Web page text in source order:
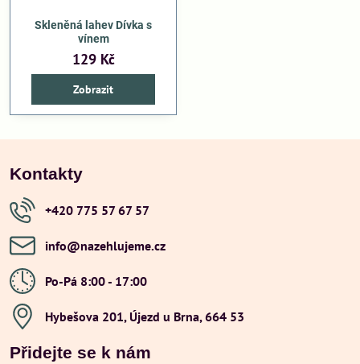
Skleněná lahev Dívka s
vínem
129 Kč
Zobrazit
Kontakty
+420 775 57 67 57
info​@nazehlujeme​.cz
Po-Pá 8:00 - 17:00
Hybešova 201, Újezd u Brna, 664 53
Přidejte se k nám